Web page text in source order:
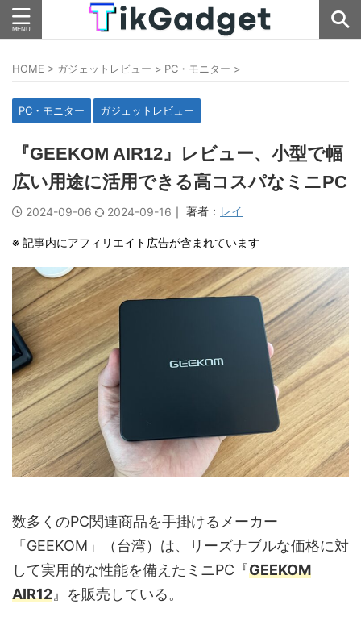
HOME > ガジェットレビュー > PC・モニター >
PC・モニター ガジェットレビュー
『GEEKOM AIR12』レビュー、小型で幅
広い用途に活用できる高コスパなミニPC
2024-09-06 2024-09-16 ｜ 著者： レイ
※ 記事内にアフィリエイト広告が含まれています
数多くのPC関連商品を手掛けるメーカー
「GEEKOM」（台湾）は、リーズナブルな価格に対
して実用的な性能を備えたミニPC『GEEKOM
AIR12』を販売している。